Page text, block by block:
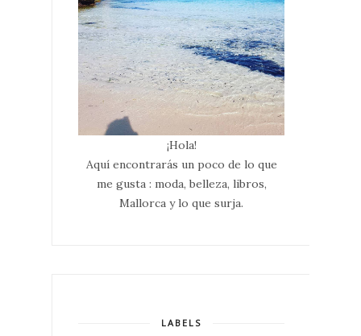
¡Hola!
Aquí encontrarás un poco de lo que
me gusta : moda, belleza, libros,
Mallorca y lo que surja.
LABELS